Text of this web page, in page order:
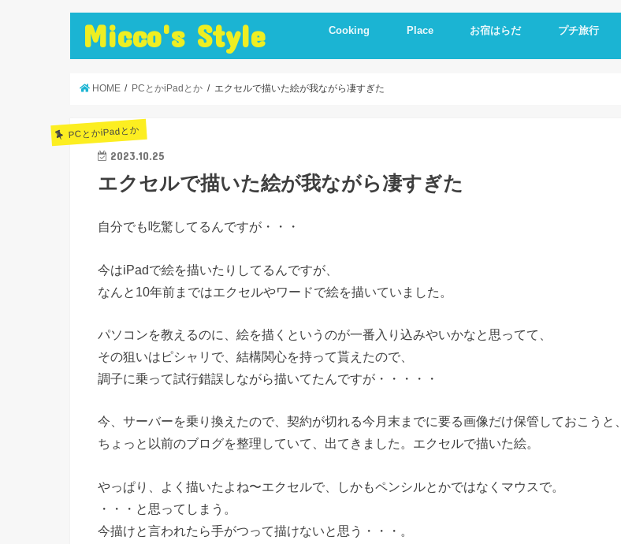
Micco's Style Cooking
cooking idea
冷蔵庫の残り物で作る
手抜き簡単レシピ
ダイエットレシピ
節約レシピ
保存食
炊飯器料理
簡単おやつ
低温調理
簡単＋一品
まかない
お弁当
レシピとか
美味しいもの
便利調理器
Place
崎戸
佐世保
長崎
大連
久留米
福岡
お宿はらだ
修学旅行
体験民宿夕ご飯
体験民宿朝食
プチ旅行
Hotel
朝食
ランチ
夕食
HOME PCとかiPadとか エクセルで描いた絵が我ながら凄すぎた
PCとかiPadとか
2023.10.25
エクセルで描いた絵が我ながら凄すぎた
自分でも吃驚してるんですが・・・
今はiPadで絵を描いたりしてるんですが、
なんと10年前まではエクセルやワードで絵を描いていました。
パソコンを教えるのに、絵を描くというのが一番入り込みやいかなと思ってて、
その狙いはピシャリで、結構関心を持って貰えたので、
調子に乗って試行錯誤しながら描いてたんですが・・・・・
今、サーバーを乗り換えたので、契約が切れる今月末までに要る画像だけ保管しておこうと、
ちょっと以前のブログを整理していて、出てきました。エクセルで描いた絵。
やっぱり、よく描いたよね〜エクセルで、しかもペンシルとかではなくマウスで。
・・・と思ってしまう。
今描けと言われたら手がつって描けないと思う・・・。